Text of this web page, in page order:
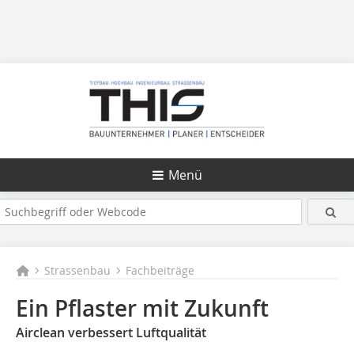
Menü
Strassenbau Fachbeiträge
Ein Pflaster mit Zukunft
Airclean verbessert Luftqualität